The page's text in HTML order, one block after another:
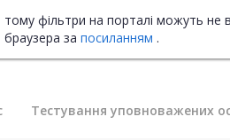
фільтри на порталі можуть
браузера за посиланням .
Тестування уповноважених